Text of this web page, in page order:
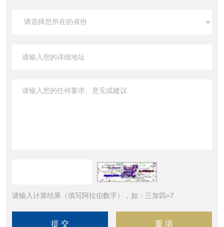
请输入计算结果（填写阿拉伯数字），如：三加四=7